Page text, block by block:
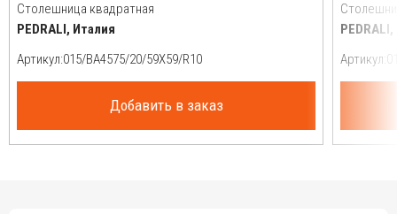
Столешница квадратная
PEDRALI, Италия
Артикул:
Добавить в заказ
Артикул: